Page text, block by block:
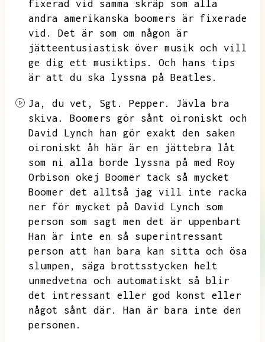
fixerad vid samma skräp som alla
andra amerikanska boomers är fixerade
vid.
Det är som om någon är
jätteentusiastisk över musik och vill
ge dig ett musiktips.
Och hans tips
är att du ska lyssna på Beatles.
Ja, du vet, Sgt. Pepper.
Jävla bra
skiva.
Boomers gör sånt oironiskt och
David Lynch han gör exakt den saken
oironiskt åh här är en jättebra låt
som ni alla borde lyssna på med Roy
Orbison okej Boomer tack så mycket
Boomer det alltså jag vill inte racka
ner för mycket på David Lynch som
person som sagt men det är uppenbart
Han är inte en så superintressant
person att han bara kan sitta och ösa
slumpen,
säga brottsstycken helt
unmedvetna och automatiskt så blir
det intressant eller god konst eller
något sånt där.
Han är bara inte den
personen.